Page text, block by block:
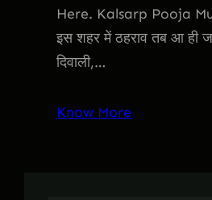
Here. Kalsarp Pooja
इस शहर में ठहराव तब आ ही
दिवाली,…
Know More